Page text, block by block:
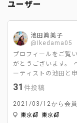
ユーザー
池田眞美子
@Ikedama05
プロフィールをご覧
がとうございます。
ーティストの池田と
な活動はCM、広告、
のヘアメイクと美容
ヘアメイクは｢スパイ
をどれだけ引き立た
31件投稿
2021/03/12から会員
東京都 東京都